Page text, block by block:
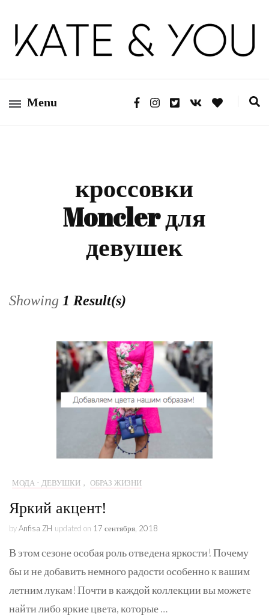
Kate&You
Menu
кроссовки
Moncler для
девушек
Showing 1 Result(s)
МОДА - ДЕВУШКИ , ОБРАЗ ЖИЗНИ
Яркий акцент!
byAnfisa ZH updated on 17 сентября, 2018
В этом сезоне особая роль отведена яркости! Почему
бы и не добавить немного радости особенно к вашим
летним лукам! Почти в каждой коллекции вы можете
найти либо яркие цвета, которые …